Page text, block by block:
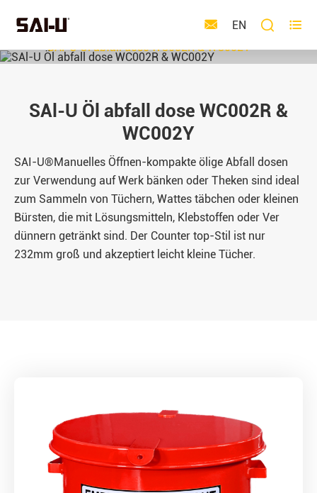
 EN  
Spill-Containment-Ausrüstung
Ölige Abfall dose
SAl-U Öl abfall dose WC002R & WC002Y
SAl-U Öl abfall dose WC002R &
WC002Y
SAI-U®Manuelles Öffnen-kompakte ölige Abfall dosen
zur Verwendung auf Werk bänken oder Theken sind ideal
zum Sammeln von Tüchern, Wattes täbchen oder kleinen
Bürsten, die mit Lösungsmitteln, Klebstoffen oder Ver
dünnern getränkt sind. Der Counter top-Stil ist nur
232mm groß und akzeptiert leicht kleine Tücher.